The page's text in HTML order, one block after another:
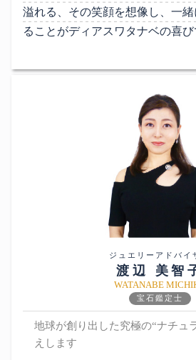
溢れる、その笑顔を想像し、一
ることがディアスワタナベの喜び
ジュエリーアドバイ
渡辺 美智
WATANABE
宝石鑑定士
地球が創り出した究極の“ナチュ
えします